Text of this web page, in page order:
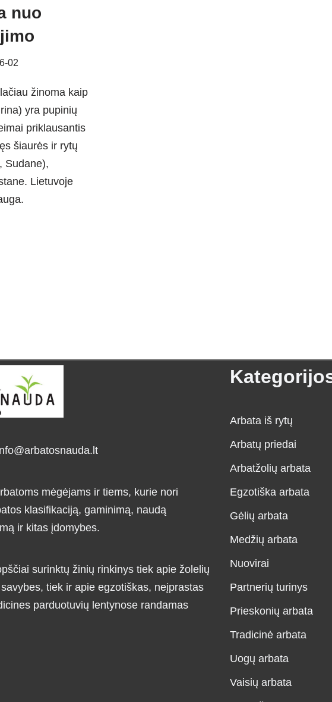
nuo
02
žinoma kaip
yra pupinių
priklausantis
šiaurės ir rytų
Sudane),
Lietuvoje
mėgėjams ir tiems, kurie nori
klasifikaciją, gaminimą, naudą
ir kitas įdomybes.
surinktų žinių rinkinys tiek apie žolelių
tiek ir apie egzotiškas, neįprastas
parduotuvių lentynose randamas
Arbata iš rytų
Arbatų priedai
Arbatžolių arbata
Egzotiška arbata
Gėlių arbata
Medžių arbata
Nuovirai
Partnerių turinys
Prieskonių arbata
Tradicinė arbata
Uogų arbata
Vaisių arbata